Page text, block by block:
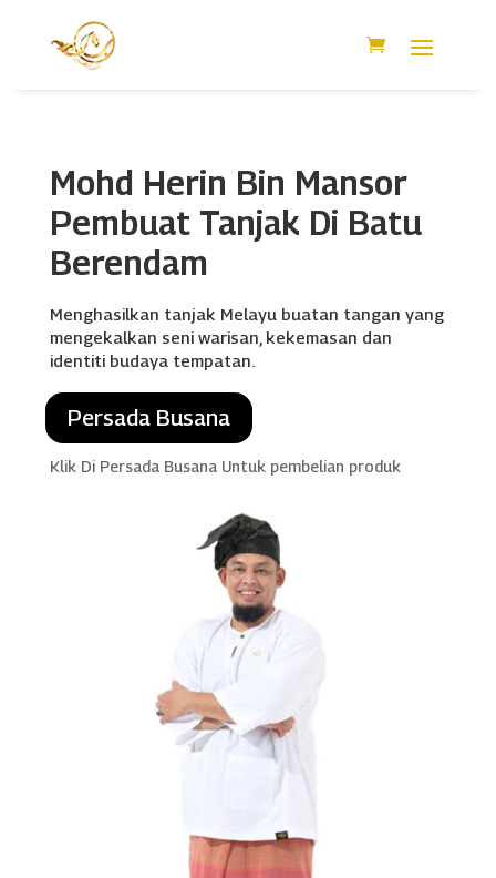
Mohd Herin Bin Mansor
Pembuat Tanjak Di Batu
Berendam
Menghasilkan tanjak Melayu buatan tangan yang
mengekalkan seni warisan, kekemasan dan
identiti budaya tempatan.
Persada Busana
Klik Di Persada Busana Untuk pembelian produk